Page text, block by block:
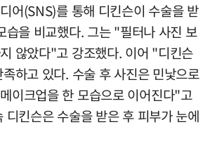
어(SNS)를 통해 디킨슨이 수술을 받
습을 비교했다. 그는 "필터나 사진 보
않았다"고 강조했다. 이어 "디킨슨
하고 있다. 수술 후 사진은 민낯으로
이크업을 한 모습으로 이어진다"고
디킨슨은 수술을 받은 후 피부가 눈에